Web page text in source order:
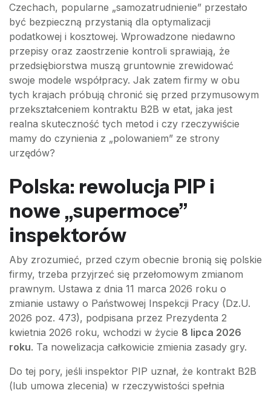
Czechach, popularne „samozatrudnienie” przestało
być bezpieczną przystanią dla optymalizacji
podatkowej i kosztowej. Wprowadzone niedawno
przepisy oraz zaostrzenie kontroli sprawiają, że
przedsiębiorstwa muszą gruntownie zrewidować
swoje modele współpracy. Jak zatem firmy w obu
tych krajach próbują chronić się przed przymusowym
przekształceniem kontraktu B2B w etat, jaka jest
realna skuteczność tych metod i czy rzeczywiście
mamy do czynienia z „polowaniem” ze strony
urzędów?
Polska: rewolucja PIP i
nowe „supermoce”
inspektorów
Aby zrozumieć, przed czym obecnie bronią się polskie
firmy, trzeba przyjrzeć się przełomowym zmianom
prawnym. Ustawa z dnia 11 marca 2026 roku o
zmianie ustawy o Państwowej Inspekcji Pracy (Dz.U.
2026 poz. 473), podpisana przez Prezydenta 2
kwietnia 2026 roku, wchodzi w życie 8 lipca 2026
roku. Ta nowelizacja całkowicie zmienia zasady gry.
Do tej pory, jeśli inspektor PIP uznał, że kontrakt B2B
(lub umowa zlecenia) w rzeczywistości spełnia